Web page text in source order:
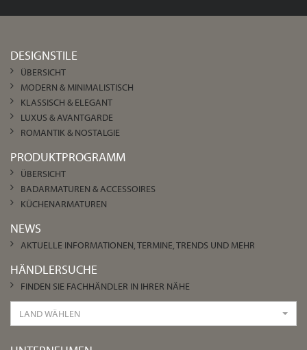
DESIGNSTILE
ÜBERSICHT
MODERN & MINIMALISTISCH
KLASSISCH & ELEGANT
LUXUS & AVANTGARDE
ROMANTIK & NOSTALGIE
PRODUKTPROGRAMM
ÜBERSICHT
BADARMATUREN & ACCESSOIRES
KÜCHENARMATUREN
NEWS
AKTUELLE INFORMATIONEN, TERMINE, TRENDS UND MEHR
HÄNDLERSUCHE
FINDEN SIE FACHHÄNDLER IN IHRER NÄHE
LAND WÄHLEN